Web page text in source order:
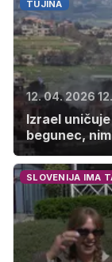
TUJINA
12. 04. 2026
Izrael
begunec,
SLOVENIJA IMA